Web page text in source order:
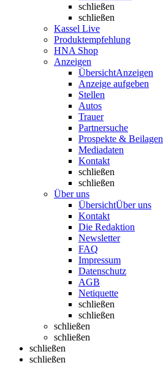
schließen
schließen
Kassel Live
Produktempfehlung
HNA Shop
Anzeigen
ÜbersichtAnzeigen
Anzeige aufgeben
Stellen
Autos
Trauer
Partnersuche
Prospekte & Beilagen
Mediadaten
Kontakt
schließen
schließen
Über uns
ÜbersichtÜber uns
Kontakt
Die Redaktion
Newsletter
FAQ
Impressum
Datenschutz
AGB
Netiquette
schließen
schließen
schließen
schließen
schließen
schließen